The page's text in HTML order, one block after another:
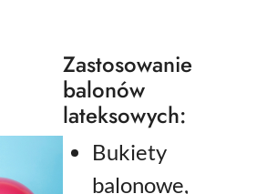
Zastosowanie
balonów
lateksowych:
Bukiety
balonowe,